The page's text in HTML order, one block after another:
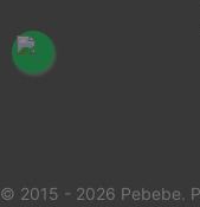
© 2015 - 2026 Pebebe.